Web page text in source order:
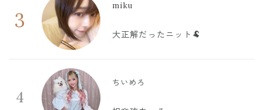
3
miku
大正解だったニット🐏
4
ちいめろ